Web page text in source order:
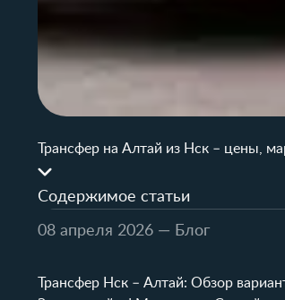
Трансфер на Алтай из Нск – цены,
Содержимое статьи
08 апреля 2026 — Блог
Трансфер Нск – Алтай: Обзор